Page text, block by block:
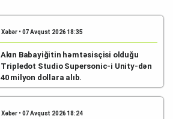
Xəbər • 07 Avqust 2026 18:35
Akın Babayiğitin həmtəsisçisi olduğu
Tripledot Studio Supersonic-i Unity-dən
40 milyon dollara alıb.
Xəbər • 07 Avqust 2026 18:24